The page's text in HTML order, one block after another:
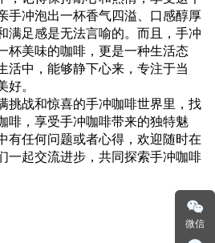
手冲泡出一杯香气四溢、口感醇厚
满足感是无法言喻的。而且，手冲
杯美味的咖啡，更是一种生活态
活中，能够静下心来，专注于当
。
挑战和惊喜的手冲咖啡世界里，找
啡，享受手冲咖啡带来的独特魅
有任何问题或者心得，欢迎随时在
一起交流进步，共同探索手冲咖啡
微信